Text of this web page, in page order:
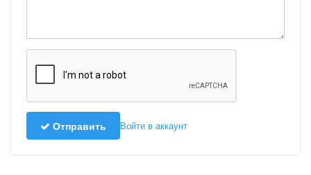
Отправить Войти в аккаунт